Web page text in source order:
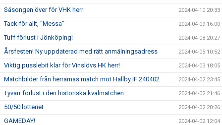
Säsongen över för VHK herr 2024-04-10 20:33
Tack för allt, "Messa" 2024-04-09 16:00
Tuff förlust i Jönköping! 2024-04-08 20:27
Årsfesten! Ny uppdaterad med rätt anmälningsadress 2024-04-05 10:52
Viktig pusslebit klar för Vinslövs HK herr! 2024-04-03 18:05
Matchbilder från herrarnas match mot Hallby IF 240402 2024-04-02 23:45
Tyvärr förlust i den historiska kvalmatchen 2024-04-02 21:46
50/50 lotteriet 2024-04-02 20:26
GAMEDAY! 2024-04-02 12:04